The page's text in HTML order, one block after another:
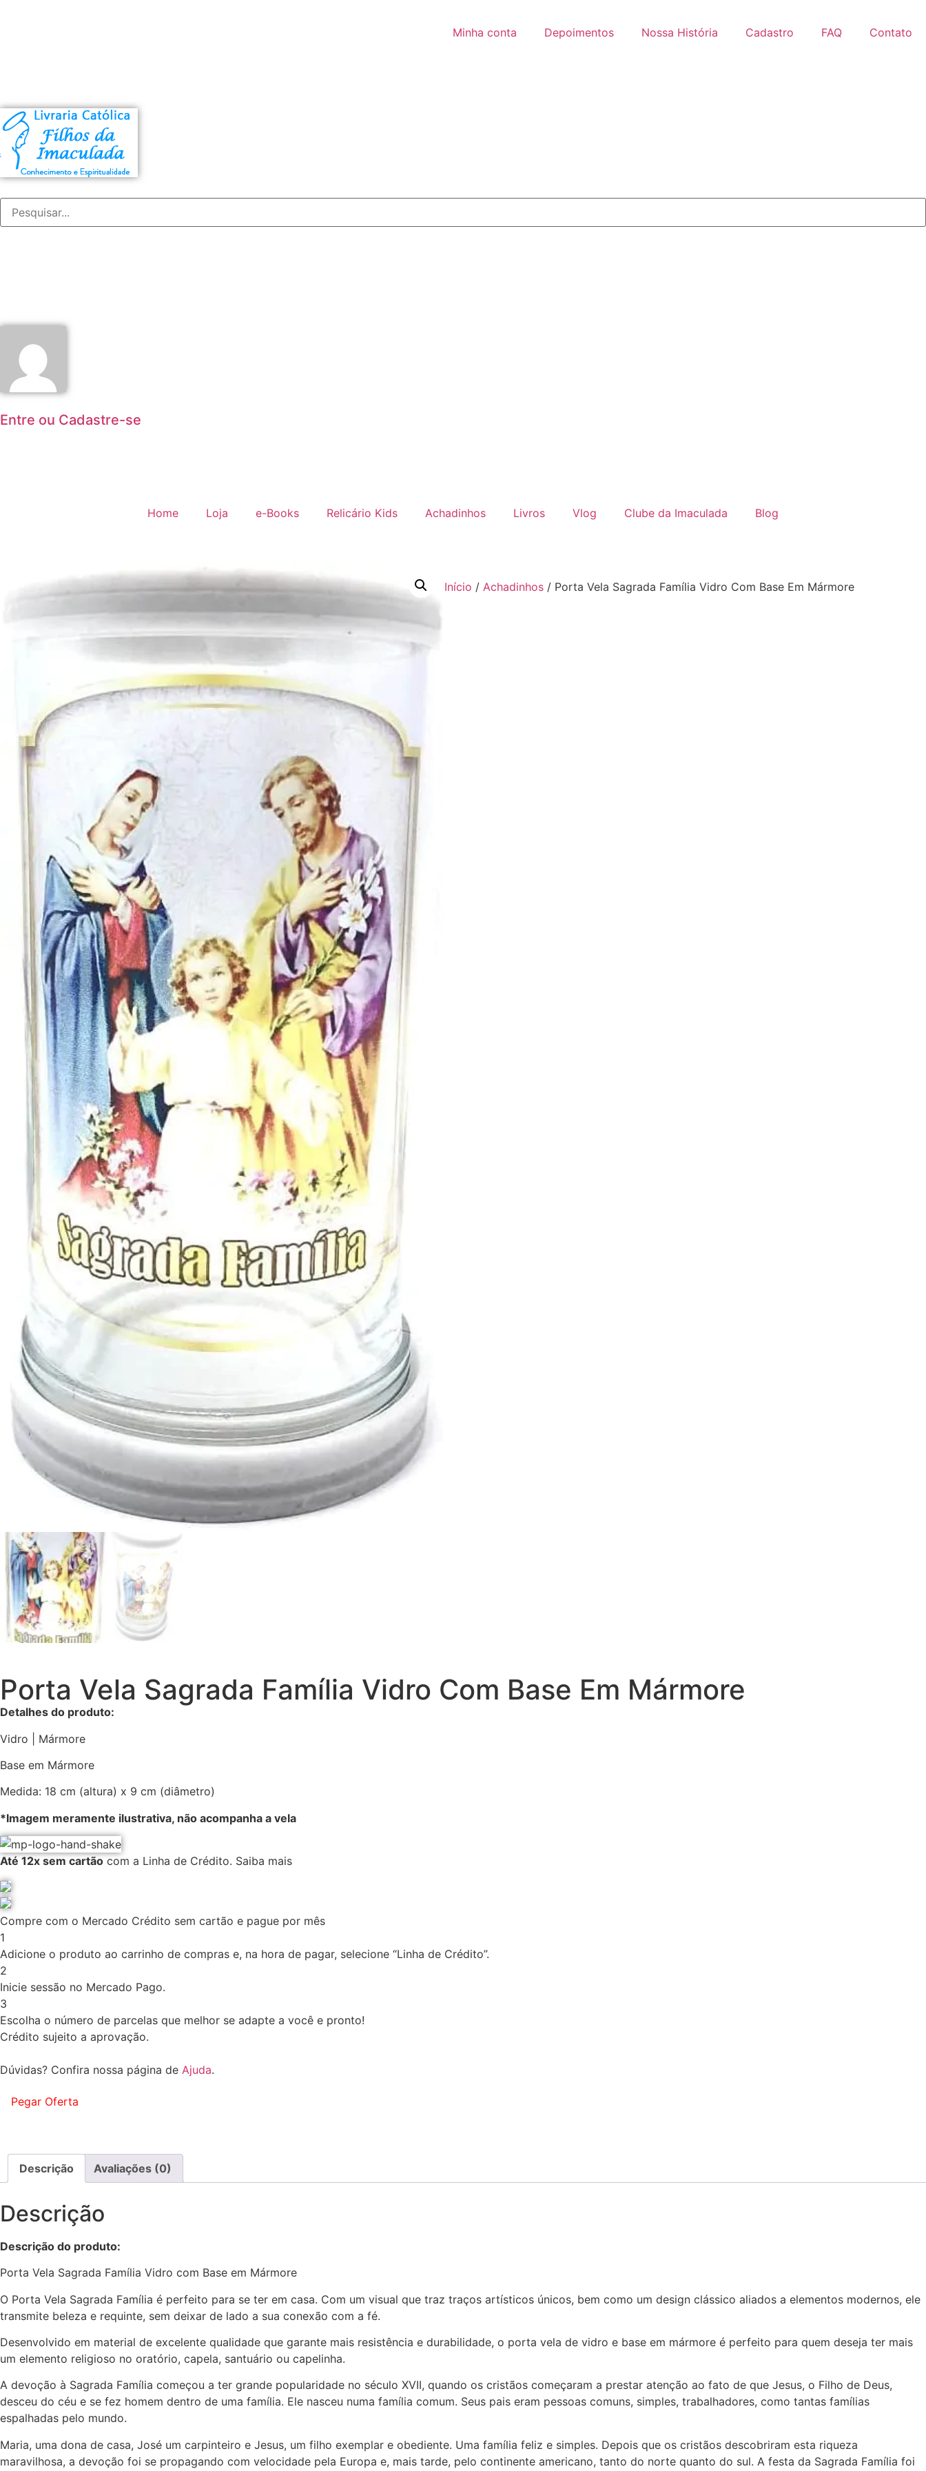
Minha conta Depoimentos Nossa História Cadastro FAQ Contato
Entre ou Cadastre-se
Home Loja e-Books Relicário Kids Achadinhos Livros Vlog Clube da Imaculada Blog
Início /Achadinhos / Porta Vela Sagrada Família Vidro Com Base Em Mármore
Porta Vela Sagrada Família Vidro Com Base Em Mármore
Detalhes do produto:
Vidro | Mármore
Base em Mármore
Medida: 18 cm (altura) x 9 cm (diâmetro)
*Imagem meramente ilustrativa, não acompanha a vela
Até 12x sem cartão com a Linha de Crédito. Saiba mais
Compre com o Mercado Crédito sem cartão e pague por mês
1
Adicione o produto ao carrinho de compras e, na hora de pagar, selecione “Linha de Crédito”.
2
Inicie sessão no Mercado Pago.
3
Escolha o número de parcelas que melhor se adapte a você e pronto!
Crédito sujeito a aprovação.
Dúvidas? Confira nossa página de Ajuda.
Pegar Oferta
Descrição Avaliações (0)
Descrição
Descrição do produto:
Porta Vela Sagrada Família Vidro com Base em Mármore
O Porta Vela Sagrada Família é perfeito para se ter em casa. Com um visual que traz traços artísticos únicos, bem como um design clássico aliados a elementos modernos, ele
transmite beleza e requinte, sem deixar de lado a sua conexão com a fé.
Desenvolvido em material de excelente qualidade que garante mais resistência e durabilidade, o porta vela de vidro e base em mármore é perfeito para quem deseja ter mais
um elemento religioso no oratório, capela, santuário ou capelinha.
A devoção à Sagrada Família começou a ter grande popularidade no século XVII, quando os cristãos começaram a prestar atenção ao fato de que Jesus, o Filho de Deus,
desceu do céu e se fez homem dentro de uma família. Ele nasceu numa família comum. Seus pais eram pessoas comuns, simples, trabalhadores, como tantas famílias
espalhadas pelo mundo.
Maria, uma dona de casa, José um carpinteiro e Jesus, um filho exemplar e obediente. Uma família feliz e simples. Depois que os cristãos descobriram esta riqueza
maravilhosa, a devoção foi se propagando com velocidade pela Europa e, mais tarde, pelo continente americano, tanto do norte quanto do sul. A festa da Sagrada Família foi